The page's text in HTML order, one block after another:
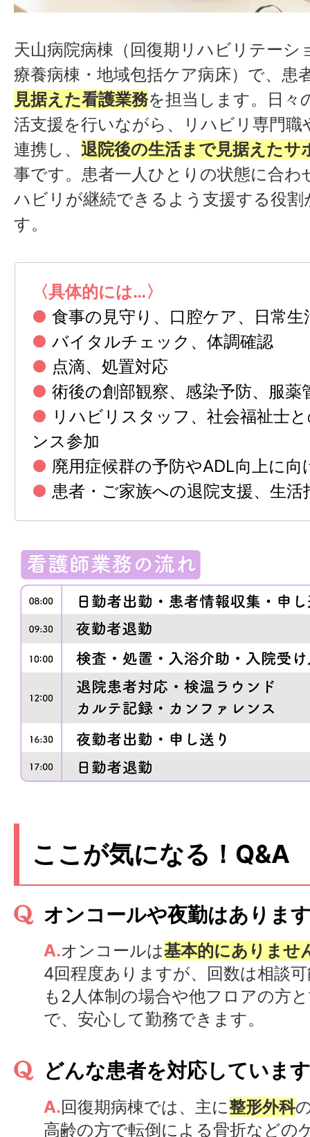
天山病院病棟（回復期リハビリテーシ
療養病棟・地域包括ケア病床）で、患
見据えた看護業務を担当します。日々
活支援を行いながら、リハビリ専門職
連携し、 退院後の生活まで見据えたサ
事です。患者一人ひとりの状態に合わ
ハビリが継続できるよう支援する役
す。
〈具体的には…〉
● 食事の見守り、口腔ケア、日常生
● バイタルチェック、体調確認
● 点滴、処置対応
● 術後の創部観察、感染予防、服薬
● リハビリスタッフ、社会福祉士
ンス参加
● 廃用症候群の予防やADL向上に向
● 患者・ご家族への退院支援、
ここが気になる！Q&A
オンコールや夜勤はありま
A.オンコールは基本的にありませ
4回程度ありますが、回数は相談
も2人体制の場合や他フロアの方
で、安心して勤務できます。
どんな患者を対応していま
A.回復期病棟では、主に整形外科
高齢の方で転倒による骨折などの